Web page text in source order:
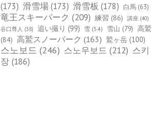
(173) 滑雪場(173) 滑雪板 (178) 白馬 (63)
竜王スキーパーク (209) 練習 (86) 講座 (40)
谷口尊人 (38) 追い撮り (99) 雪 (54) 雪山 (79) 高鷲
(84) 高鷲スノーパーク (163) 鷲ヶ岳 (100)
스노보드 (246) 스노우보드 (212) 스키
장 (186)